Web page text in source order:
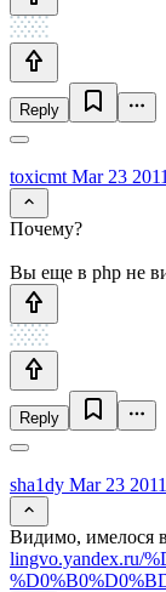
Reply
toxicmt Mar 23
Почему?
Вы еще в php не
Reply
sha1dy Mar 23
Видимо, имелося
lingvo.yandex.ru/